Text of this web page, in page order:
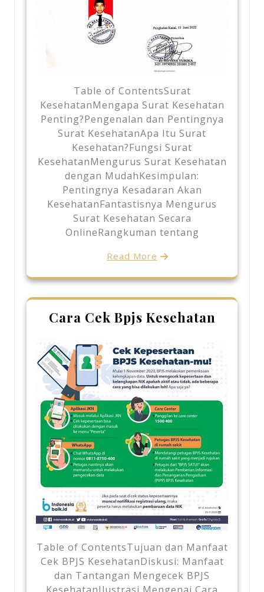
Table of ContentsSurat
KesehatanMengapa Surat Kesehatan
Penting?Pengenalan dan Pentingnya
Surat KesehatanApa Itu Surat
Kesehatan?Fungsi Surat
KesehatanMengurus Surat Kesehatan
dengan MudahKesimpulan:
Pentingnya Kesadaran Akan
KesehatanFantastisnya Mengurus
Surat Kesehatan Secara
OnlineRangkuman tentang
Read More
Cara Cek Bpjs Kesehatan
Table of ContentsTujuan dan Manfaat
Cek BPJS KesehatanDiskusi: Manfaat
dan Tantangan Mengecek BPJS